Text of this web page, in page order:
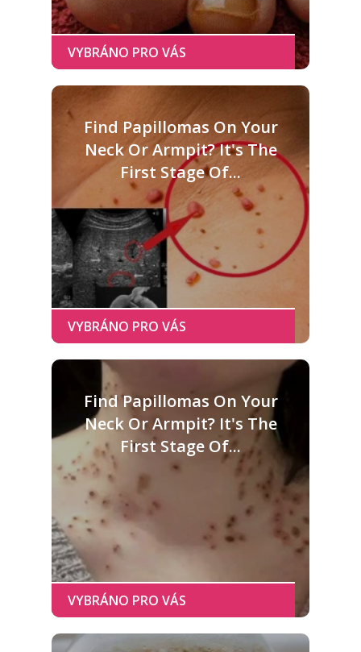
Find Papillomas On Your
Neck Or Armpit? It's The
First Stage Of...
Find Papillomas On Your
Neck Or Armpit? It's The
First Stage Of...